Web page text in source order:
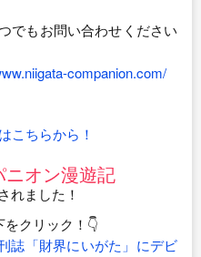
でもお問い合わせください
companion.com/
こちらから！
オン漫遊記
れました！
クリック！👇
誌「財界にいがた」にデビ